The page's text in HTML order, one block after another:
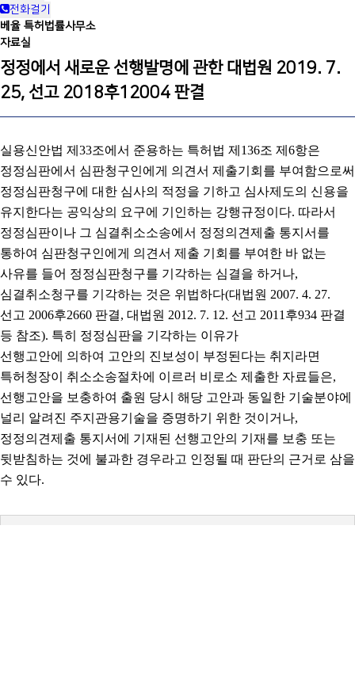
전화걸기
베율 특허법률사무소
자료실
정정에서 새로운 선행발명에 관한 대법원 2019. 7.
25, 선고 2018후12004 판결
실용신안법 제33조에서 준용하는 특허법 제136조 제6항은
정정심판에서 심판청구인에게 의견서 제출기회를 부여함으로써
정정심판청구에 대한 심사의 적정을 기하고 심사제도의 신용을
유지한다는 공익상의 요구에 기인하는 강행규정이다. 따라서
정정심판이나 그 심결취소소송에서 정정의견제출 통지서를
통하여 심판청구인에게 의견서 제출 기회를 부여한 바 없는
사유를 들어 정정심판청구를 기각하는 심결을 하거나,
심결취소청구를 기각하는 것은 위법하다(대법원 2007. 4. 27.
선고 2006후2660 판결, 대법원 2012. 7. 12. 선고 2011후934 판결
등 참조). 특히 정정심판을 기각하는 이유가
선행고안에 의하여 고안의 진보성이 부정된다는 취지라면
특허청장이 취소소송절차에 이르러 비로소 제출한 자료들은,
선행고안을 보충하여 출원 당시 해당 고안과 동일한 기술분야에
널리 알려진 주지관용기술을 증명하기 위한 것이거나,
정정의견제출 통지 서에 기재된 선행고안의 기재를 보충 또는
뒷받침하는 것에 불과한 경우라고 인정될 때 판단의 근거로 삼을
수 있다.